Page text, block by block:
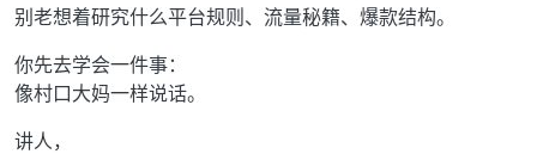
别老想着研究什么平台规则、流量秘籍、爆款结构。
你先去学会一件事：
像村口大妈一样说话。
讲人，